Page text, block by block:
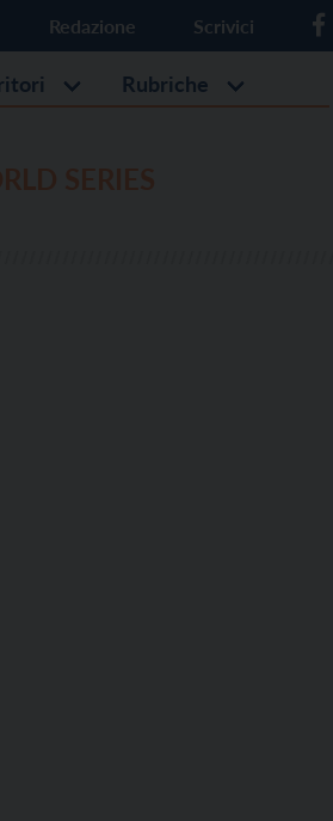
Redazione Scrivici
Rubriche